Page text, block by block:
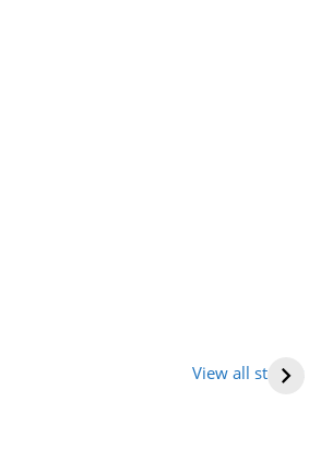
View all stories
आभूषण (women’s